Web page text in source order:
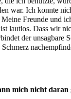
war. Ich konnte
Freunde und
lautlos. Dass wir
der unsagbare
Schmerz
mich nicht daran